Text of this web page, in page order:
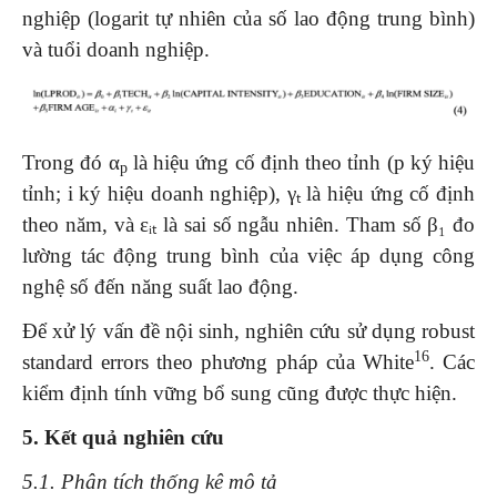
nghiệp (logarit tự nhiên của số lao động trung bình)
và tuổi doanh nghiệp.
Trong đó αplà hiệu ứng cố định theo tỉnh (p ký hiệu
tỉnh; i ký hiệu doanh nghiệp), γₜ là hiệu ứng cố định
theo năm, và εᵢₜ là sai số ngẫu nhiên. Tham số β₁ đo
lường tác động trung bình của việc áp dụng công
nghệ số đến năng suất lao động.
Để xử lý vấn đề nội sinh, nghiên cứu sử dụng robust
standard errors theo phương pháp của White16. Các
kiểm định tính vững bổ sung cũng được thực hiện.
5. Kết quả nghiên cứu
5.1. Phân tích thống kê mô tả